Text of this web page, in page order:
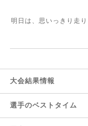
明日は、思いっきり走り
大会結果情報
選手のベストタイム